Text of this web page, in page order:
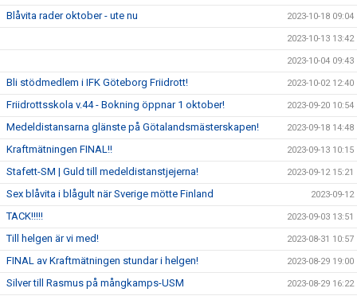
Blåvita rader oktober - ute nu 2023-10-18 09:04
2023-10-13 13:42
2023-10-04 09:43
Bli stödmedlem i IFK Göteborg Friidrott! 2023-10-02 12:40
Friidrottsskola v.44 - Bokning öppnar 1 oktober! 2023-09-20 10:54
Medeldistansarna glänste på Götalandsmästerskapen! 2023-09-18 14:48
Kraftmätningen FINAL!! 2023-09-13 10:15
Stafett-SM | Guld till medeldistanstjejerna! 2023-09-12 15:21
Sex blåvita i blågult när Sverige mötte Finland 2023-09-12
TACK!!!!! 2023-09-03 13:51
Till helgen är vi med! 2023-08-31 10:57
FINAL av Kraftmätningen stundar i helgen! 2023-08-29 19:00
Silver till Rasmus på mångkamps-USM 2023-08-29 16:22